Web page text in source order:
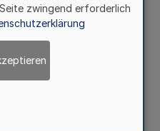
(Stand 30. 9. 1964 = MB1.
zwingend erforderlich